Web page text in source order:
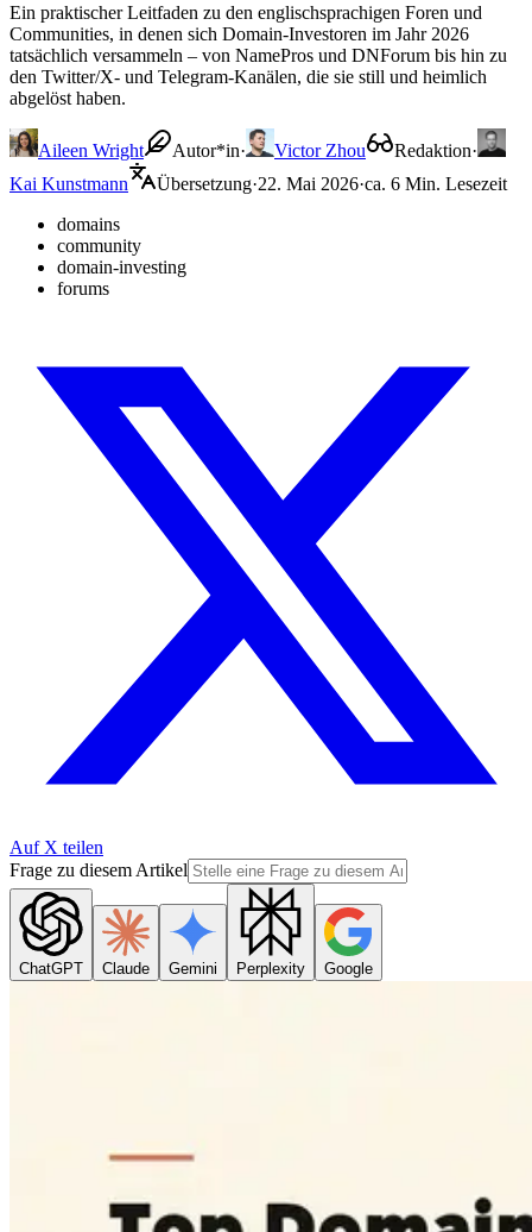
Ein praktischer Leitfaden zu den englischsprachigen Foren und
Communities, in denen sich Domain-Investoren im Jahr 2026
tatsächlich versammeln – von NamePros und DNForum bis hin zu
den Twitter/X- und Telegram-Kanälen, die sie still und heimlich
abgelöst haben.
Aileen Wright Autor*in· Victor Zhou Redaktion·
Kai Kunstmann
Übersetzung·22. Mai 2026·ca. 6 Min. Lesezeit
domains
community
domain-investing
forums
Auf X teilen
Frage zu diesem Artikel
ChatGPT Claude Gemini Perplexity Google